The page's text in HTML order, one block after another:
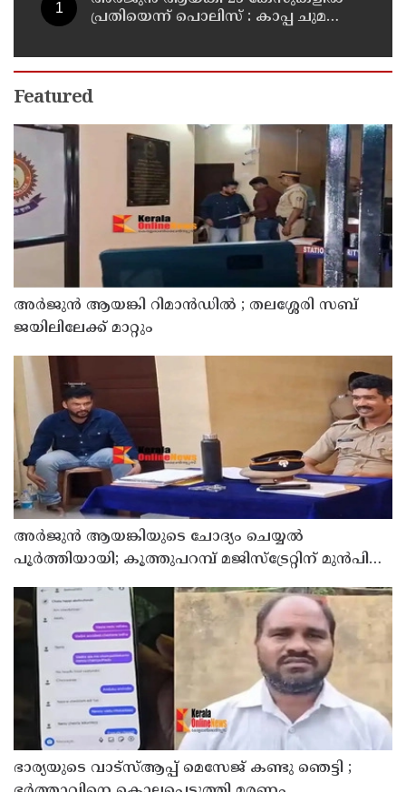
പ്രതിയെന്ന് പൊലിസ് : കാപ്പ ചുമത്തി
Featured
അര്‍ജുന്‍ ആയങ്കി റിമാന്‍ഡില്‍ ; തലശ്ശേരി സബ്
ജയിലിലേക്ക് മാറ്റും
അര്‍ജുന്‍ ആയങ്കിയുടെ ചോദ്യം ചെയ്യല്‍
പൂര്‍ത്തിയായി; കൂത്തുപറമ്പ് മജിസ്ട്രേറ്റിന് മുൻപില്‍
ഭാര്യയുടെ വാട്സ്ആപ്പ് മെസേജ് കണ്ടു ഞെട്ടി ;